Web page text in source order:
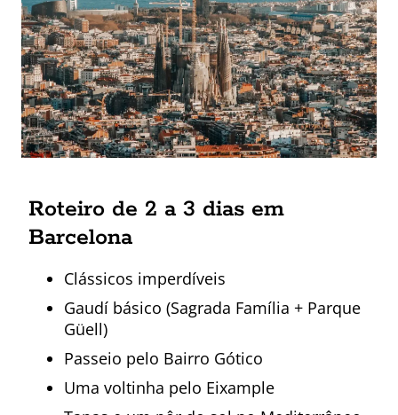
Roteiro de 2 a 3 dias em
Barcelona
Clássicos imperdíveis
Gaudí básico (Sagrada Família + Parque
Güell)
Passeio pelo Bairro Gótico
Uma voltinha pelo Eixample